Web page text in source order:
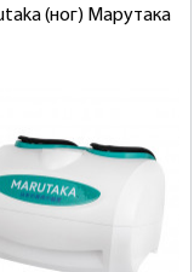
(ног) Марутака